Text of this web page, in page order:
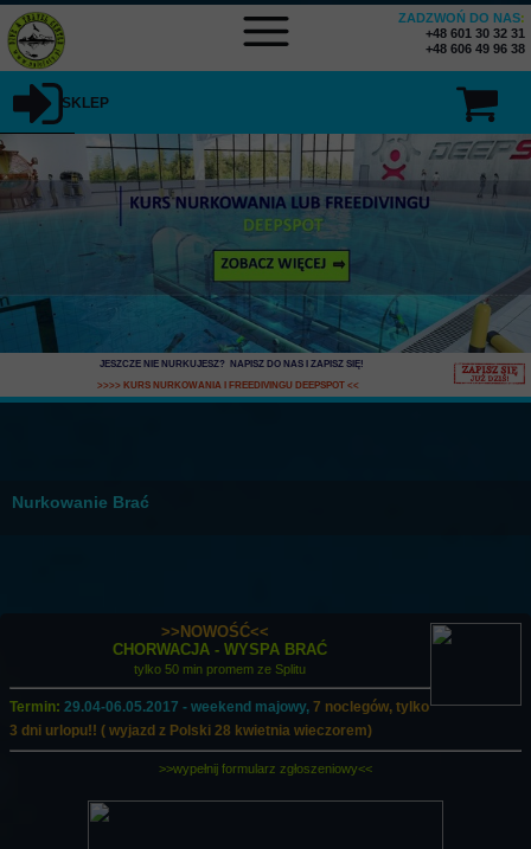
SKLEP
ZADZWOŃ DO NAS:
+48 601 30 32 31
+48 606 49 96 38
JESZCZE NIE NURKUJESZ? NAPISZ DO NAS I ZAPISZ SIĘ!
>>>> KURS NURKOWANIA I FREEDIVINGU DEEPSPOT<<
Nurkowanie Brać
>>NOWOŚĆ<<
CHORWACJA - WYSPA BRAĆ
tylko 50 min promem ze Splitu
Termin: 29.04-06.05.2017 - weekend majowy, 7 noclegów, tylko
3 dni urlopu!! ( wyjazd z Polski 28 kwietnia wieczorem)
>>wypełnij formularz zgłoszeniowy<<